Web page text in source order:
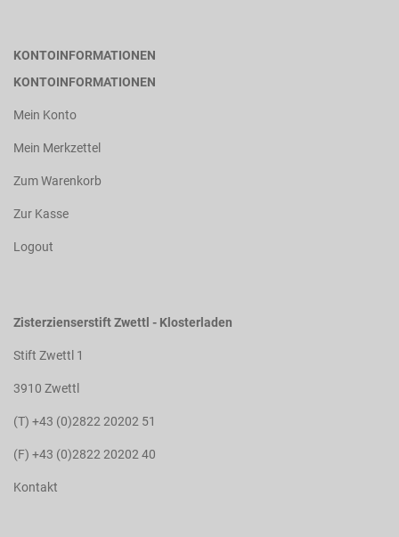
KONTOINFORMATIONEN
KONTOINFORMATIONEN
Mein Konto
Mein Merkzettel
Zum Warenkorb
Zur Kasse
Logout
Zisterzienserstift Zwettl - Klosterladen
Stift Zwettl 1
3910 Zwettl
(T) +43 (0)2822 20202 51
(F) +43 (0)2822 20202 40
Kontakt